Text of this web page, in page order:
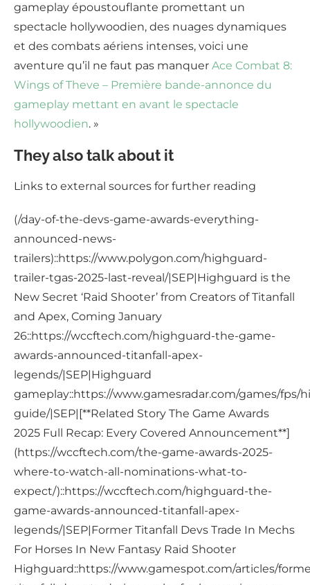
gameplay époustouflante promettant un
spectacle hollywoodien, des nuages dynamiques
et des combats aériens intenses, voici une
aventure qu’il ne faut pas manquer Ace Combat 8:
Wings of Theve – Première bande-annonce du
gameplay mettant en avant le spectacle
hollywoodien. »
They also talk about it
Links to external sources for further reading
(/day-of-the-devs-game-awards-everything-
announced-news-
trailers)::https://www.polygon.com/highguard-
trailer-tgas-2025-last-reveal/|SEP|Highguard is the
New Secret ‘Raid Shooter’ from Creators of Titanfall
and Apex, Coming January
26::https://wccftech.com/highguard-the-game-
awards-announced-titanfall-apex-
legends/|SEP|Highguard
gameplay::https://www.gamesradar.com/games/fps/
guide/|SEP|[**Related Story The Game Awards
2025 Full Recap: Every Covered Announcement**]
(https://wccftech.com/the-game-awards-2025-
where-to-watch-all-nominations-what-to-
expect/)::https://wccftech.com/highguard-the-
game-awards-announced-titanfall-apex-
legends/|SEP|Former Titanfall Devs Trade In Mechs
For Horses In New Fantasy Raid Shooter
Highguard::https://www.gamespot.com/articles/